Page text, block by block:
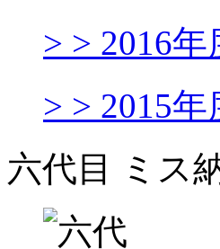
> > 2016
> > 2015
六代目 ミス